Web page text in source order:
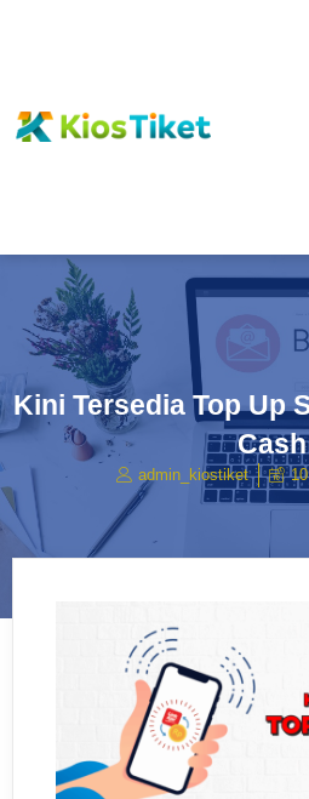
Kini Tersedia Top Up
Cash
admin_kiostiket